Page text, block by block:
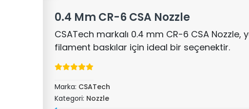
0.4 Mm CR-6 CSA Nozzle
CSATech markalı 0.4 mm CR-6 CSA Nozzle,
filament baskılar için ideal bir seçenektir.
Marka: CSATech
Kategori: Nozzle